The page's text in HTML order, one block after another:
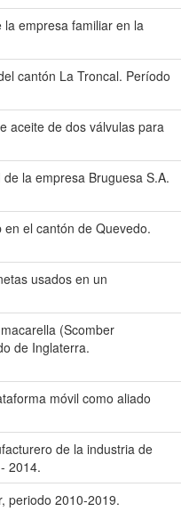
empresa familiar en la
cantón La Troncal. Período
aceite de dos válvulas para
la empresa Bruguesa S.A.
el cantón de Quevedo.
usados en un
(Scomber
de Inglaterra.
móvil como aliado
de la industria de
2014.
periodo 2010-2019.